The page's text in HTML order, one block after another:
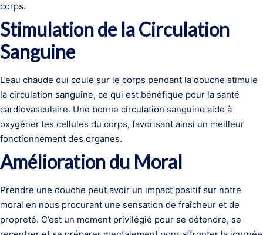
corps.
Stimulation de la Circulation
Sanguine
L’eau chaude qui coule sur le corps pendant la douche stimule
la circulation sanguine, ce qui est bénéfique pour la santé
cardiovasculaire. Une bonne circulation sanguine aide à
oxygéner les cellules du corps, favorisant ainsi un meilleur
fonctionnement des organes.
Amélioration du Moral
Prendre une douche peut avoir un impact positif sur notre
moral en nous procurant une sensation de fraîcheur et de
propreté. C’est un moment privilégié pour se détendre, se